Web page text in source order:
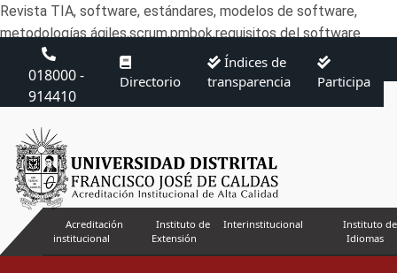
Revista TIA, software, estándares, modelos de software,
metodologías ágiles,scrum,pmbok,requisitos del software
018000 -
914410
Directorio
Índices de
transparencia
Participa
Acreditación
institucional
Instituto de
Extensión
Interinstitucional
Instituto de
Idiomas